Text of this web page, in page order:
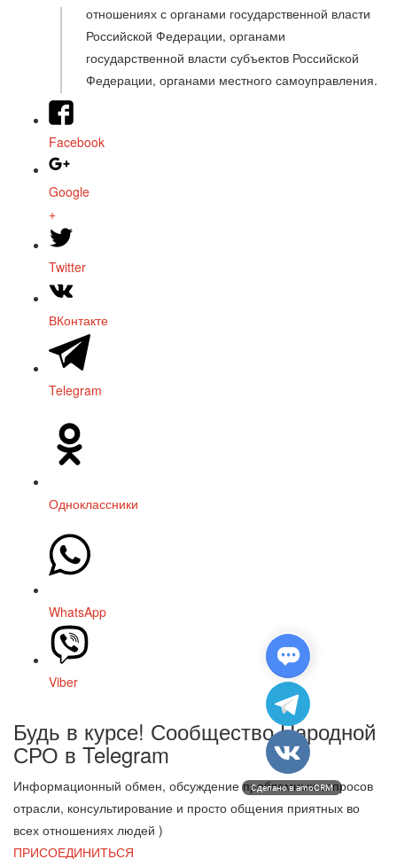
отношениях с органами государственной власти
Российской Федерации, органами
государственной власти субъектов Российской
Федерации, органами местного самоуправления.
Facebook
Google
+
Twitter
ВКонтакте
Telegram
Одноклассники
WhatsApp
Viber
Будь в курсе! Сообщество Народной
СРО в Telegram
Информационный обмен, обсуждение проблемных вопросов
отрасли, консультирование и просто общения приятных во
всех отношениях людей )
ПРИСОЕДИНИТЬСЯ
Сделано в amoCRM